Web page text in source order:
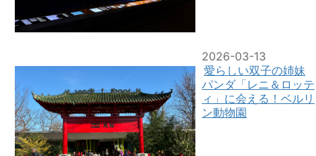
2026-03-13
愛らしい双子の姉妹
パンダ「レニ＆ロッテ
ィ」に会える！ベルリ
ン動物園